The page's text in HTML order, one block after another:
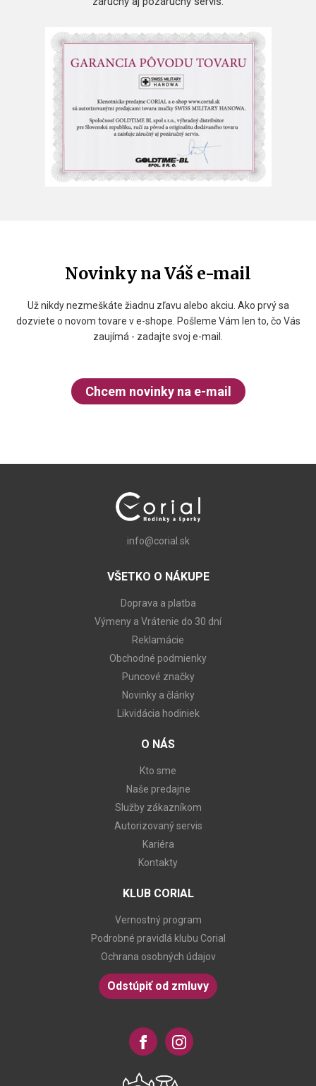
Novinky na Váš e-mail
Už nikdy nezmeškáte žiadnu zľavu alebo akciu. Ako prvý sa
dozviete o novom tovare v e-shope. Pošleme Vám len to, čo Vás
zaujímá - zadajte svoj e-mail.
Chcem novinky na e-mail
info@corial.sk
VŠETKO O NÁKUPE
Doprava a platba
Výmeny a Vrátenie do 30 dní
Reklamácie
Obchodné podmienky
Puncové značky
Novinky a články
Likvidácia hodiniek
O NÁS
Kto sme
Naše predajne
Služby zákazníkom
Autorizovaný servis
Kariéra
Kontakty
KLUB CORIAL
Vernostný program
Podrobné pravidlá klubu Corial
Ochrana osobných údajov
Odstúpiť od zmluvy